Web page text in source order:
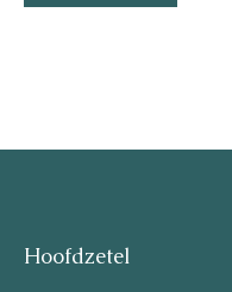
Hoofdzetel